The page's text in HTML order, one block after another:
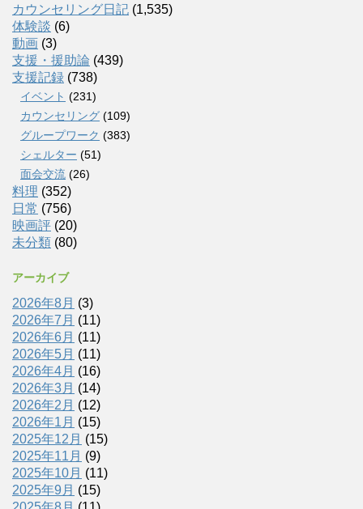
カウンセリング日記 (1,535)
体験談 (6)
動画 (3)
支援・援助論 (439)
支援記録 (738)
イベント (231)
カウンセリング (109)
グループワーク (383)
シェルター (51)
面会交流 (26)
料理 (352)
日常 (756)
映画評 (20)
未分類 (80)
アーカイブ
2026年8月 (3)
2026年7月 (11)
2026年6月 (11)
2026年5月 (11)
2026年4月 (16)
2026年3月 (14)
2026年2月 (12)
2026年1月 (15)
2025年12月 (15)
2025年11月 (9)
2025年10月 (11)
2025年9月 (15)